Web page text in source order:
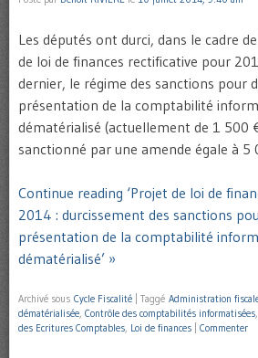
Les députés ont durci, dans le cadre
de loi de finances rectificative pour
dernier, le régime des sanctions pour
présentation de la comptabilité
dématérialisé (actuellement de 1 500
sanctionné par une amende égale à
Continue reading ‘Projet de loi de
2014 : durcissement des sanctions
présentation de la comptabilité
dématérialisé’ »
Archivé sous Cycle Fiscalité Taggé Administration
dématérialisée, Contrôle des comptabilités informatisées,
des Ecritures Comptables, Loi de finances Commenter